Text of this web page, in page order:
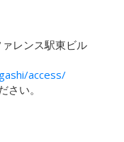
レンス駅東ビル
access/
い。